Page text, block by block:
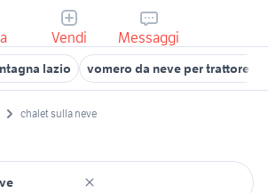
Vendi Messaggi
lazio vomero da neve per trattore
chalet sulla neve